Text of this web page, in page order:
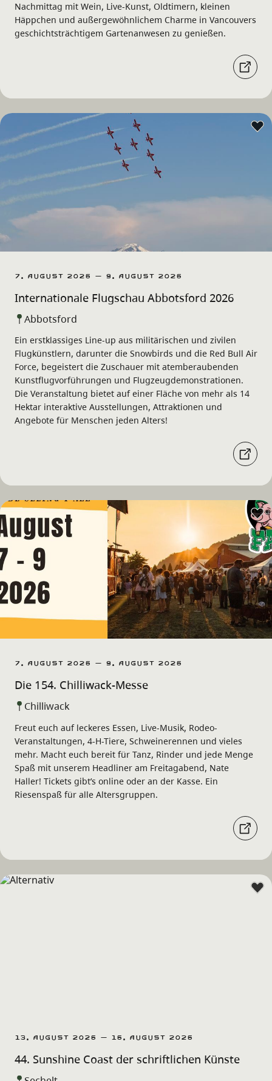
Nachmittag mit Wein, Live-Kunst, Oldtimern, kleinen
Häppchen und außergewöhnlichem Charme in Vancouvers
geschichtsträchtigem Gartenanwesen zu genießen.
7. August 2026 – 9. August 2026
Internationale Flugschau Abbotsford 2026
Abbotsford
Ein erstklassiges Line-up aus militärischen und zivilen
Flugkünstlern, darunter die Snowbirds und die Red Bull Air
Force, begeistert die Zuschauer mit atemberaubenden
Kunstflugvorführungen und Flugzeugdemonstrationen.
Die Veranstaltung bietet auf einer Fläche von mehr als 14
Hektar interaktive Ausstellungen, Attraktionen und
Angebote für Menschen jeden Alters!
7. August 2026 – 9. August 2026
Die 154. Chilliwack-Messe
Chilliwack
Freut euch auf leckeres Essen, Live-Musik, Rodeo-
Veranstaltungen, 4-H-Tiere, Schweinerennen und vieles
mehr. Macht euch bereit für Tanz, Rinder und jede Menge
Spaß mit unserem Headliner am Freitagabend, Nate
Haller! Tickets gibt’s online oder an der Kasse. Ein
Riesenspaß für alle Altersgruppen.
13. August 2026 – 16. August 2026
44. Sunshine Coast der schriftlichen Künste